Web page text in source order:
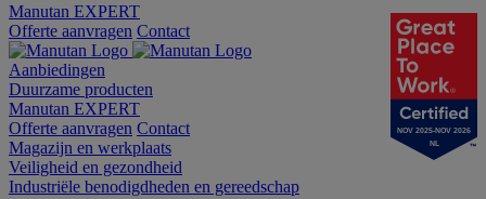
Manutan EXPERT
Offerte aanvragen Contact
Aanbiedingen
Duurzame producten
Manutan EXPERT
Offerte aanvragen Contact
Magazijn en werkplaats
Veiligheid en gezondheid
Industriële benodigdheden en gereedschap
NOV 2025-NOV 2026
NL